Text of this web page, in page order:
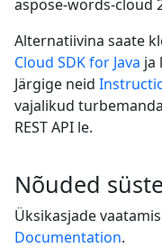
aspose-words-cloud
Alternatiivina saate
Cloud SDK for Java ja
Järgige neid
vajalikud
REST API le.
Nõuded
Üksikasjade
Documentation.